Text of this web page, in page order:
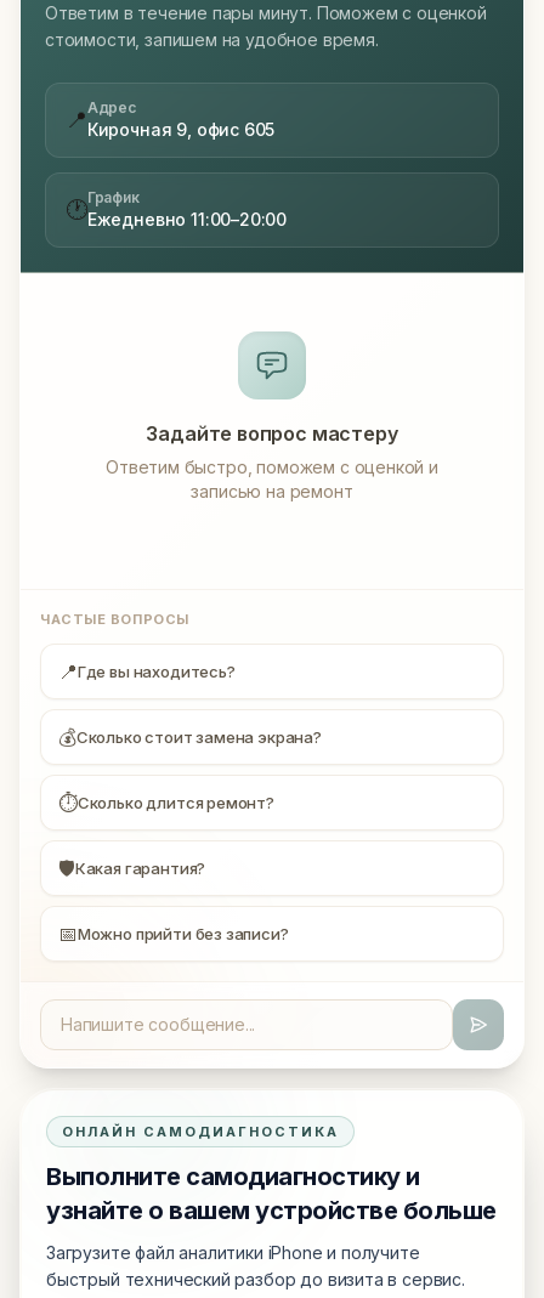
Ответим в течение пары минут. Поможем с оценкой
стоимости, запишем на удобное время.
📍Адрес
Кирочная 9, офис 605
🕐График
Ежедневно 11:00–20:00
Задайте вопрос мастеру
Ответим быстро, поможем с оценкой и
записью на ремонт
ЧАСТЫЕ ВОПРОСЫ
📍Где вы находитесь?
💰Сколько стоит замена экрана?
⏱Сколько длится ремонт?
🛡Какая гарантия?
📅Можно прийти без записи?
ОНЛАЙН САМОДИАГНОСТИКА
Выполните самодиагностику и
узнайте о вашем устройстве больше
Загрузите файл аналитики iPhone и получите
быстрый технический разбор до визита в сервис.